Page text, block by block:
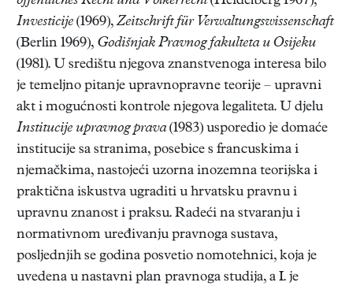
Investicije (1969), Zeitschrift für Verwaltungswissenschaft
(Berlin 1969), Godišnjak Pravnog fakulteta u Osijeku
(1981). U središtu njegova znanstvenoga interesa bilo
je temeljno pitanje upravnopravne teorije – upravni
akt i mogućnosti kontrole njegova legaliteta. U djelu
Institucije upravnog prava(1983) usporedio je domaće
institucije sa stranima, posebice s francuskima i
njemačkima, nastojeći uzorna inozemna teorijska i
praktična iskustva ugraditi u hrvatsku pravnu i
upravnu znanost i praksu. Radeći na stvaranju i
normativnom uređivanju pravnoga sustava,
posljednjih se godina posvetio nomotehnici, koja je
uvedena u nastavni plan pravnoga studija, a I. je